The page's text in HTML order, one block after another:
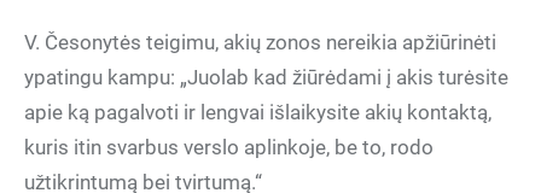
V. Česonytės teigimu, akių zonos nereikia apžiūrinėti
ypatingu kampu: „Juolab kad žiūrėdami į akis turėsite
apie ką pagalvoti ir lengvai išlaikysite akių kontaktą,
kuris itin svarbus verslo aplinkoje, be to, rodo
užtikrintumą bei tvirtumą.“